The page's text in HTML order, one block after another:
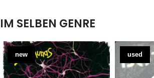
IM SELBEN GENRE
new used